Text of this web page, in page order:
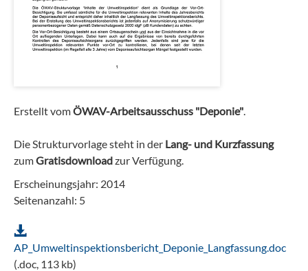
Erstellt vomÖWAV-Arbeitsausschuss "Deponie".
Die Strukturvorlage steht in der Lang- und Kurzfassung
zumGratisdownloadzur Verfügung.
Erscheinungsjahr: 2014
Seitenanzahl: 5
AP_Umweltinspektionsbericht_Deponie_Langfassung.doc
(.doc, 113 kb)